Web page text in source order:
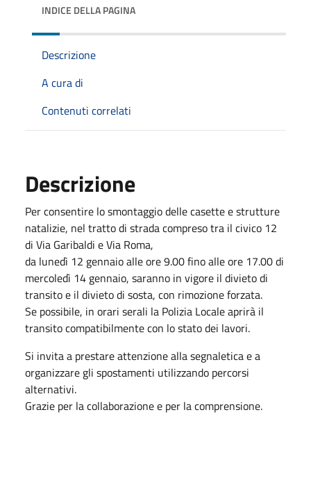
INDICE DELLA PAGINA
Descrizione
A cura di
Contenuti correlati
Descrizione
Per consentire lo smontaggio delle casette e strutture
natalizie, nel tratto di strada compreso tra il civico 12
di Via Garibaldi e Via Roma,
da lunedì 12 gennaio alle ore 9.00 fino alle ore 17.00 di
mercoledì 14 gennaio, saranno in vigore il divieto di
transito e il divieto di sosta, con rimozione forzata.
Se possibile, in orari serali la Polizia Locale aprirà il
transito compatibilmente con lo stato dei lavori.
Si invita a prestare attenzione alla segnaletica e a
organizzare gli spostamenti utilizzando percorsi
alternativi.
Grazie per la collaborazione e per la comprensione.